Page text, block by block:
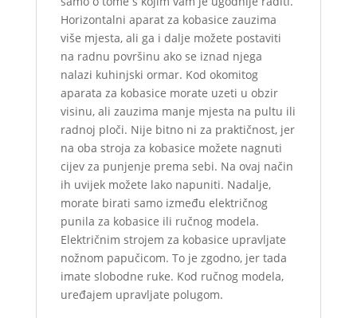
Horizontalni aparat za kobasice zauzima
više mjesta, ali ga i dalje možete postaviti
na radnu površinu ako se iznad njega
nalazi kuhinjski ormar. Kod okomitog
aparata za kobasice morate uzeti u obzir
visinu, ali zauzima manje mjesta na pultu ili
radnoj ploči. Nije bitno ni za praktičnost, jer
na oba stroja za kobasice možete nagnuti
cijev za punjenje prema sebi. Na ovaj način
ih uvijek možete lako napuniti. Nadalje,
morate birati samo između električnog
punila za kobasice ili ručnog modela.
Električnim strojem za kobasice upravljate
nožnom papučicom. To je zgodno, jer tada
imate slobodne ruke. Kod ručnog modela,
uređajem upravljate polugom.